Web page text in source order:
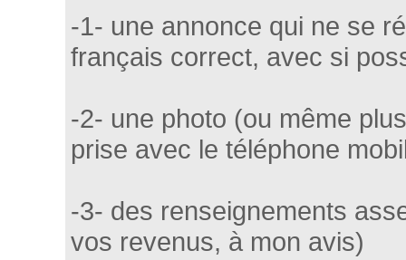
-1- une annonce qui ne se
français correct, avec si
-2- une photo (ou même
prise avec le téléphone
-3- des renseignements
vos revenus, à mon avis)